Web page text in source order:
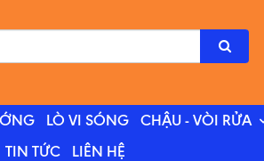
LÒ VI SÓNG CHẬU - VÒI RỬA
TIN TỨC
LIÊN HỆ